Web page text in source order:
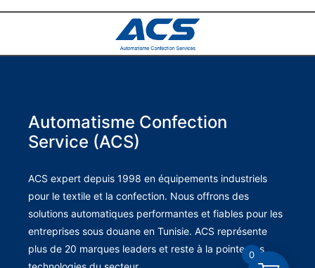
Automatisme Confection
Service (ACS)
ACS expert depuis 1998 en équipements industriels
pour le textile et la confection. Nous offrons des
solutions automatiques performantes et fiables pour les
entreprises sous douane en Tunisie. ACS représente
plus de 20 marques leaders et reste à la pointe des
0